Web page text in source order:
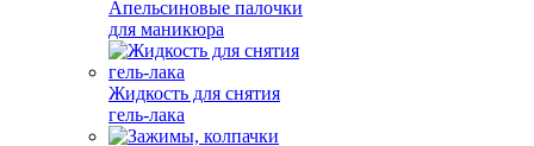
Апельсиновые палочки
для маникюра
Жидкость для снятия
гель-лака